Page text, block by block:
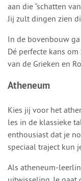
aan die “schatten
Jij zult dingen zien
In de bovenbouw
Dé perfecte kans
van de Grieken en
Atheneum
Kies jij voor het
les in de klassieke
enthousiast dat je
speciaal traject kun
Als atheneum-